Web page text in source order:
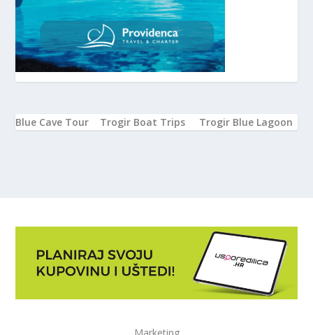
Blue Cave Tour Trogir Boat Trips Trogir Blue Lagoon
Marketing